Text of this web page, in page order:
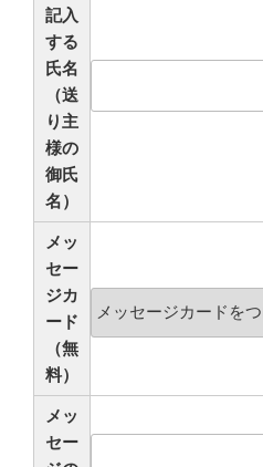
記入
する
氏名
（送
り主
様の
御氏
名）
メッ
セー
ジカ
ード
（無
料）
メッ
セー